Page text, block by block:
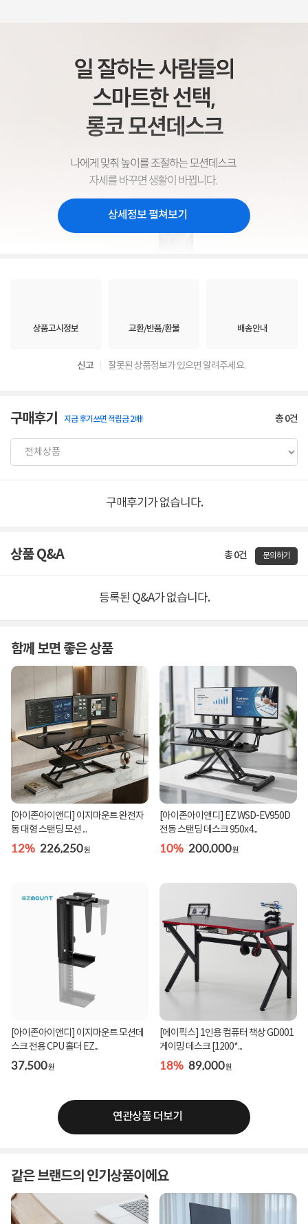
상세정보 펼쳐보기
상품고시정보 교환/반품/환불 배송안내
신고 잘못된 상품정보가 있으면 알려주세요.
구매후기 지금 후기쓰면 적립금 2배! 총0건
구매후기가 없습니다.
상품 Q&A 총 0건 문의하기
등록된 Q&A가 없습니다.
함께 보면 좋은 상품
[아이존아이앤디] 이지마운트 완전자
동 대형 스탠딩 모션 ...
12% 226,250원
[아이존아이앤디] EZ WSD-EV950D
전동 스탠딩 데스크 950x4...
10% 200,000원
[아이존아이앤디] 이지마운트 모션데
스크 전용 CPU 홀더 EZ...
37,500원
[에이픽스] 1인용 컴퓨터 책상 GD001
게이밍 데스크 [1200*...
18% 89,000원
연관상품 더보기
같은 브랜드의 인기상품이에요